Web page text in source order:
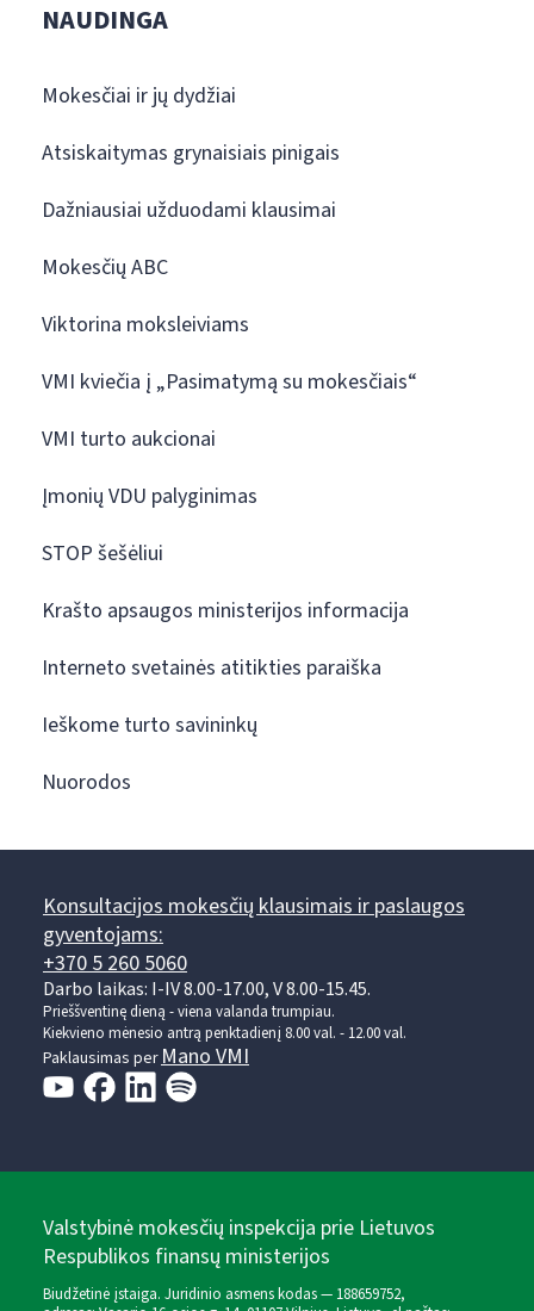
NAUDINGA
Mokesčiai ir jų dydžiai
Atsiskaitymas grynaisiais pinigais
Dažniausiai užduodami klausimai
Mokesčių ABC
Viktorina moksleiviams
VMI kviečia į „Pasimatymą su mokesčiais“
VMI turto aukcionai
Įmonių VDU palyginimas
STOP šešėliui
Krašto apsaugos ministerijos informacija
Interneto svetainės atitikties paraiška
Ieškome turto savininkų
Nuorodos
Konsultacijos mokesčių klausimais ir paslaugos
gyventojams:
+370 5 260 5060
Darbo laikas: I-IV 8.00-17.00, V 8.00-15.45.
Prieššventinę dieną - viena valanda trumpiau.
Kiekvieno mėnesio antrą penktadienį 8.00 val. - 12.00 val.
Paklausimas perMano VMI
Valstybinė mokesčių inspekcija prie Lietuvos
Respublikos finansų ministerijos
Biudžetinė įstaiga. Juridinio asmens kodas — 188659752,